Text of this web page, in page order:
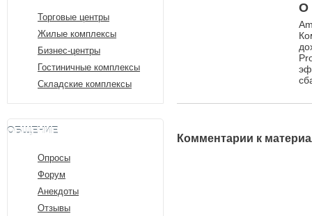
Торговые центры
Жилые комплексы
Бизнес-центры
Гостиничные комплексы
Складские комплексы
ОБЩЕНИЕ
Опросы
Форум
Анекдоты
Отзывы
О
Комментарии к